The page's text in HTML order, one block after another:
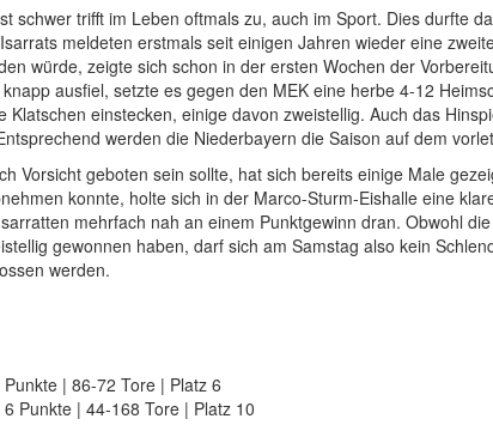
schwer trifft im Leben oftmals zu, auch im Sport. Dies durfte
meldeten erstmals seit einigen Jahren wieder eine
würde, zeigte sich schon in der ersten Wochen der
ausfiel, setzte es gegen den MEK eine herbe 4-12
Klatschen einstecken, einige davon zweistellig. Auch das
werden die Niederbayern die Saison auf dem
Vorsicht geboten sein sollte, hat sich bereits einige Male
konnte, holte sich in der Marco-Sturm-Eishalle eine
mehrfach nah an einem Punktgewinn dran. Obwohl
gewonnen haben, darf sich am Samstag also kein
werden.
| 86-72 Tore | Platz 6
Punkte | 44-168 Tore | Platz 10